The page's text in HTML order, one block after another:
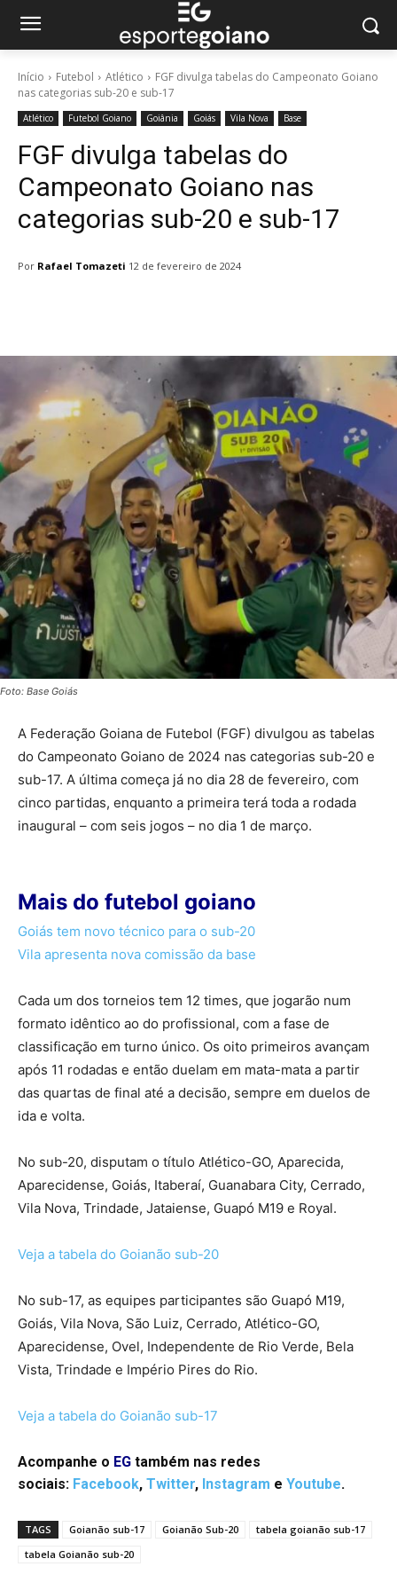
Início Futebol Atlético
FGF divulga tabelas do Campeonato Goiano
nas categorias sub-20 e sub-17
Atlético Futebol Goiano Goiânia Goiás Vila Nova Base
FGF divulga tabelas do
Campeonato Goiano nas
categorias sub-20 e sub-17
Por Rafael Tomazeti 12 de fevereiro de 2024
Foto: Base Goiás
A Federação Goiana de Futebol (FGF) divulgou as tabelas
do Campeonato Goiano de 2024 nas categorias sub-20 e
sub-17. A última começa já no dia 28 de fevereiro, com
cinco partidas, enquanto a primeira terá toda a rodada
inaugural – com seis jogos – no dia 1 de março.
Mais do futebol goiano
Goiás tem novo técnico para o sub-20
Vila apresenta nova comissão da base
Cada um dos torneios tem 12 times, que jogarão num
formato idêntico ao do profissional, com a fase de
classificação em turno único. Os oito primeiros avançam
após 11 rodadas e então duelam em mata-mata a partir
das quartas de final até a decisão, sempre em duelos de
ida e volta.
No sub-20, disputam o título Atlético-GO, Aparecida,
Aparecidense, Goiás, Itaberaí, Guanabara City, Cerrado,
Vila Nova, Trindade, Jataiense, Guapó M19 e Royal.
Veja a tabela do Goianão sub-20
No sub-17, as equipes participantes são Guapó M19,
Goiás, Vila Nova, São Luiz, Cerrado, Atlético-GO,
Aparecidense, Ovel, Independente de Rio Verde, Bela
Vista, Trindade e Império Pires do Rio.
Veja a tabela do Goianão sub-17
Acompanhe o EG também nas redes
sociais: Facebook, Twitter, Instagram e Youtube.
TAGS Goianão sub-17 Goianão Sub-20
tabela goianão sub-17
tabela Goianão sub-20